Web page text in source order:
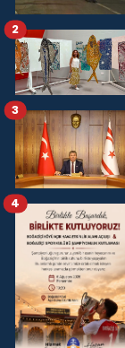
2
3
4